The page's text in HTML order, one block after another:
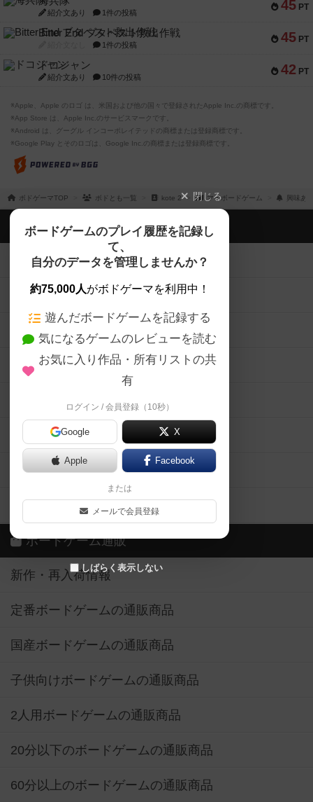
45 PT
紹介文あり 1件の投稿
45 PT
Bitter End ブタペスト救出作戦
1件の投稿
42 PT
ドコジャン
紹介文あり 10件の投稿
※Apple、Apple のロゴ は、米国および他の国々で登録されたApple Inc.の商標です。
※App Store は、Apple Inc.のサービスマークです。
※Android は、グーグル インコーポレイテッドの商標または登録商標です。
※Google Play とそのロゴは、Google Inc.の商標または登録商標です。
ボドゲーマTOP ボドとも一覧 kote 2 マイボードゲーム 興味あ
閉じる
ボードゲームのプレイ履歴を記録し
て、
自分のデータを管理しませんか？
約75,000人がボドゲーマを利用中！
遊んだボードゲームを記録する
気になるゲームのレビューを読む
お気に入り作品・所有リストの共
有
ログイン / 会員登録（10秒）
Google X
Apple Facebook
または
メールで会員登録
しばらく表示しない
ボドゲーマTOP
ボードゲームを検索する
ボードゲームの新着レビュー
ボードゲーム会情報
メカニクス特集
掲示板・トピックス
ボドとも・会員一覧
ボードゲーム業界コラム
ボドゲーマご利用案内
ボードゲーム通販
新作・再入荷情報
定番ボードゲームの通販商品
国産ボードゲームの通販商品
子供向けボードゲームの通販商品
2人用ボードゲームの通販商品
20分以下のボードゲームの通販商品
60分以上のボードゲームの通販商品